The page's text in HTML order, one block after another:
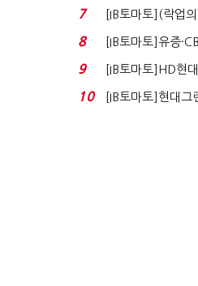
80% 개선…현실
7
[IB토마토](락업
자 첫날 매도…FI ...
8
[IB토마토]유증
닥 벌점 급증에 ...
9
[IB토마토]HD현
수혜 부상…세액
10
[IB토마토]현대그